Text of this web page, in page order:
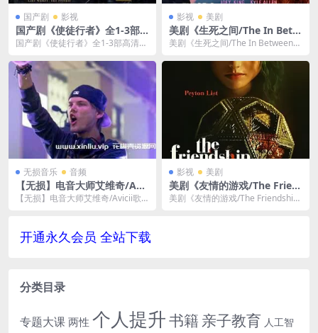
国产剧 影视
国产剧《使徒行者》全1-3部
高清视频合集国粤双语中字[M
国产剧《使徒行者》全1-3部高清视
B]...
影视 美剧
美剧《生死之间/The In Betw
een》百度云网盘资源下载
美剧《生死之间/The In Between》
无损音乐 音频
【无损】电音大师艾维奇/Avi
cii歌曲FLAC音乐合集-百度云
【无损】电音大师艾维奇/Avicii歌
影视 美剧
美剧《友情的游戏/The Frien
dship Game》电影视频-百度
美剧《友情的游戏/The Friendship
开通永久会员 全站下载
分类目录
专题大课 两性 个人提升书籍 亲子教育 人工智